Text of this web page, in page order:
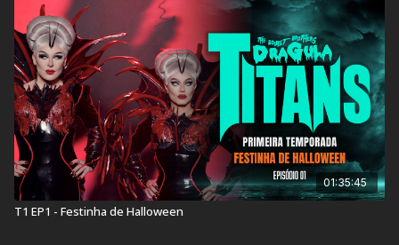
01:35:45
T1 EP1 - Festinha de Halloween